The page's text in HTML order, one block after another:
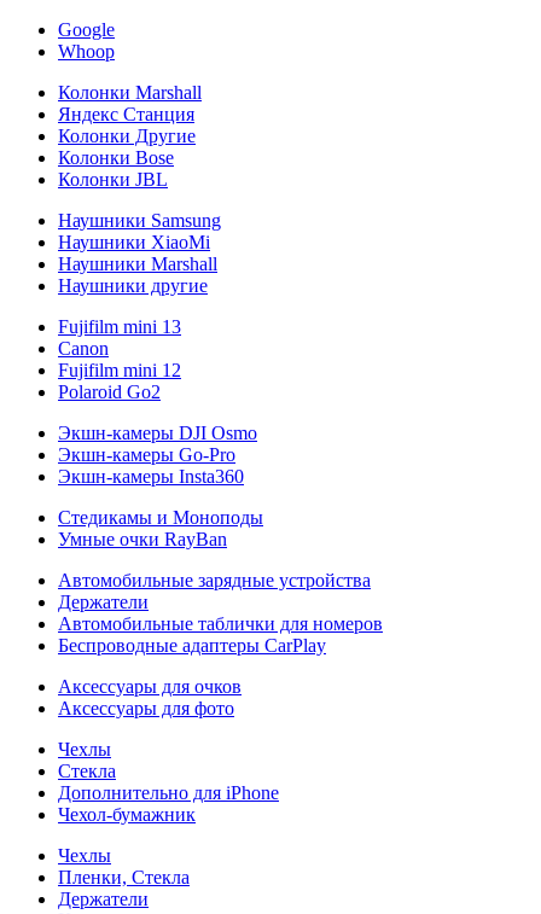
Google
Whoop
Колонки Marshall
Яндекс Станция
Колонки Другие
Колонки Bose
Колонки JBL
Наушники Samsung
Наушники XiaoMi
Наушники Marshall
Наушники другие
Fujifilm mini 13
Canon
Fujifilm mini 12
Polaroid Go2
Экшн-камеры DJI Osmo
Экшн-камеры Go-Pro
Экшн-камеры Insta360
Стедикамы и Моноподы
Умные очки RayBan
Автомобильные зарядные устройства
Держатели
Автомобильные таблички для номеров
Беспроводные адаптеры CarPlay
Аксессуары для очков
Аксессуары для фото
Чехлы
Стекла
Дополнительно для iPhone
Чехол-бумажник
Чехлы
Пленки, Стекла
Держатели